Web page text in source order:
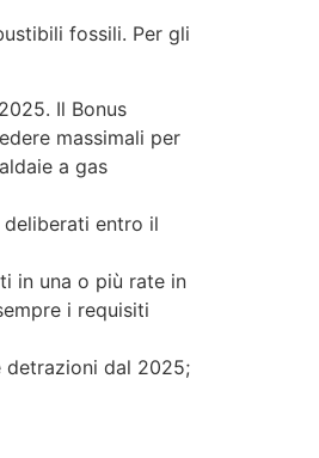
fossili. Per gli
Il Bonus
massimali per
a gas
entro il
in una o più rate in
i requisiti
detrazioni dal 2025;